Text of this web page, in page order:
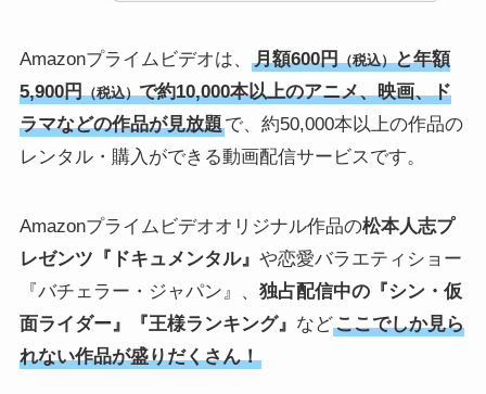
Amazonプライムビデオは、 月額600円（税込）と年額
5,900円（税込）で約10,000本以上のアニメ、映画、ド
ラマなどの作品が見放題で、約50,000本以上の作品の
レンタル・購入ができる動画配信サービスです。
Amazonプライムビデオオリジナル作品の松本人志プ
レゼンツ『ドキュメンタル』 や恋愛バラエティショー
『バチェラー・ジャパン』、 独占配信中の『シン・仮
面ライダー』『王様ランキング』 などここでしか見ら
れない作品が盛りだくさん！